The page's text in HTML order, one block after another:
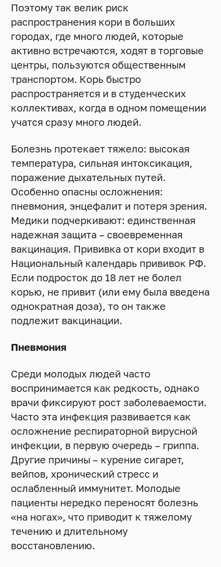
Поэтому так велик риск
распространения кори в больших
городах, где много людей, которые
активно встречаются, ходят в торговые
центры, пользуются общественным
транспортом. Корь быстро
распространяется и в студенческих
коллективах, когда в одном помещении
учатся сразу много людей.
Болезнь протекает тяжело: высокая
температура, сильная интоксикация,
поражение дыхательных путей.
Особенно опасны осложнения:
пневмония, энцефалит и потеря зрения.
Медики подчеркивают: единственная
надежная защита – своевременная
вакцинация. Прививка от кори входит в
Национальный календарь прививок РФ.
Если подросток до 18 лет не болел
корью, не привит (или ему была введена
однократная доза), то он также
подлежит вакцинации.
Пневмония
Среди молодых людей часто
воспринимается как редкость, однако
врачи фиксируют рост заболеваемости.
Часто эта инфекция развивается как
осложнение респираторной вирусной
инфекции, в первую очередь – гриппа.
Другие причины – курение сигарет,
вейпов, хронический стресс и
ослабленный иммунитет. Молодые
пациенты нередко переносят болезнь
«на ногах», что приводит к тяжелому
течению и длительному
восстановлению.